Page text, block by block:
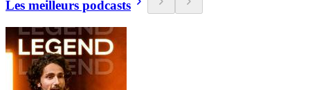
Les meilleurs podcasts